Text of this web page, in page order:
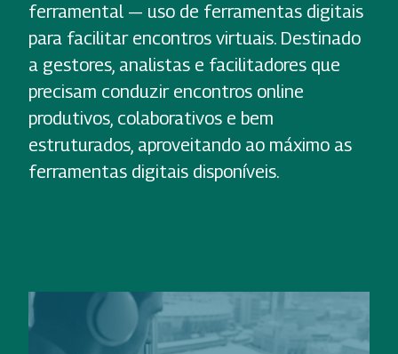
ferramental — uso de ferramentas digitais
para facilitar encontros virtuais. Destinado
a gestores, analistas e facilitadores que
precisam conduzir encontros online
produtivos, colaborativos e bem
estruturados, aproveitando ao máximo as
ferramentas digitais disponíveis.